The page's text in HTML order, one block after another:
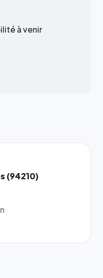
à venir
(94210)